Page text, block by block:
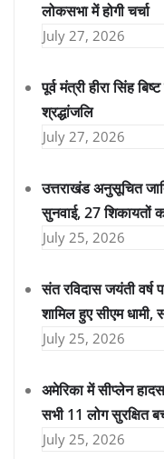
लोकसभा में होगी चर्चा
July 27, 2026
पूर्व मंत्री हीरा सिंह
श्रद्धांजलि
July 27, 2026
उत्तराखंड अनुसूचित
सुनवाई, 27 शिकायतों
July 25, 2026
संत रविदास जयंती वर्ष
शामिल हुए सीएम
July 25, 2026
अमेरिका में सीप्लेन
सभी 11 लोग सुरक्षित
July 25, 2026